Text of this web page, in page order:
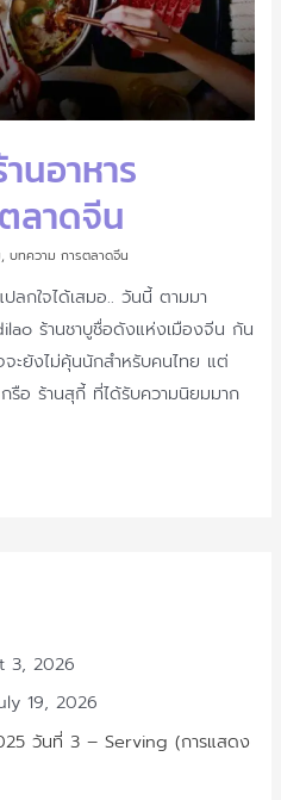
นอาหาร
ลาดจีน
,บทความ การตลาดจีน
ปลกใจได้เสมอ.. วันนี้ ตามมา
ร้านชาบูชื่อดังแห่งเมืองจีน กัน
ะยังไม่คุ้นนักสำหรับคนไทย แต่
อ ร้านสุกี้ ที่ได้รับความนิยมมาก
3, 2026
19, 2026
วันที่ 3 – Serving (การแสดง